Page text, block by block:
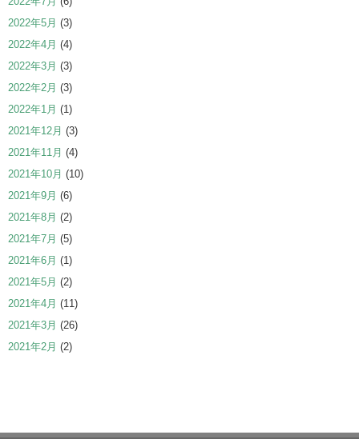
2022年5月 (3)
2022年4月 (4)
2022年3月 (3)
2022年2月 (3)
2022年1月 (1)
2021年12月 (3)
2021年11月 (4)
2021年10月 (10)
2021年9月 (6)
2021年8月 (2)
2021年7月 (5)
2021年6月 (1)
2021年5月 (2)
2021年4月 (11)
2021年3月 (26)
2021年2月 (2)